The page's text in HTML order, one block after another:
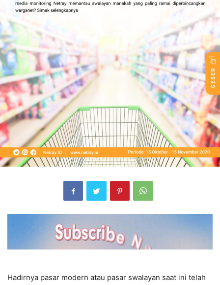
Hadirnya pasar modern atau pasar swalayan saat ini telah